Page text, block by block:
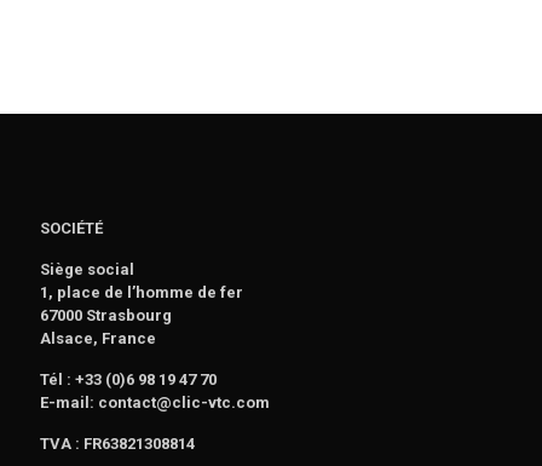
SOCIÉTÉ
Siège social
1, place de l’homme de fer
67000 Strasbourg
Alsace, France
Tél : +33 (0)6 98 19 47 70
E-mail: contact@clic-vtc.com
TVA : FR63821308814